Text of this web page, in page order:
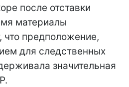
после отставки
материалы
что предположение,
для следственных
значительная